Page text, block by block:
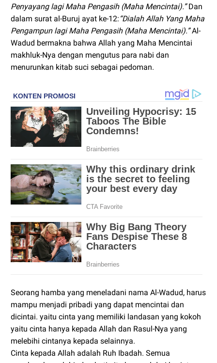
Penyayang lagi Maha Pengasih (Maha Mencintai).”Dan
dalam surat al-Buruj ayat ke-12: “Dialah Allah Yang Maha
Pengampun lagi Maha Pengasih (Maha Mencintai).”Al-
Wadud bermakna bahwa Allah yang Maha Mencintai
makhluk-Nya dengan mengutus para nabi dan
menurunkan kitab suci sebagai pedoman.
Seorang hamba yang meneladani nama Al-Wadud, harus
mampu menjadi pribadi yang dapat mencintai dan
dicintai. yaitu cinta yang memiliki landasan yang kokoh
yaitu cinta hanya kepada Allah dan Rasul-Nya yang
melebihi cintanya kepada selainnya.
Cinta kepada Allah adalah Ruh Ibadah. Semua